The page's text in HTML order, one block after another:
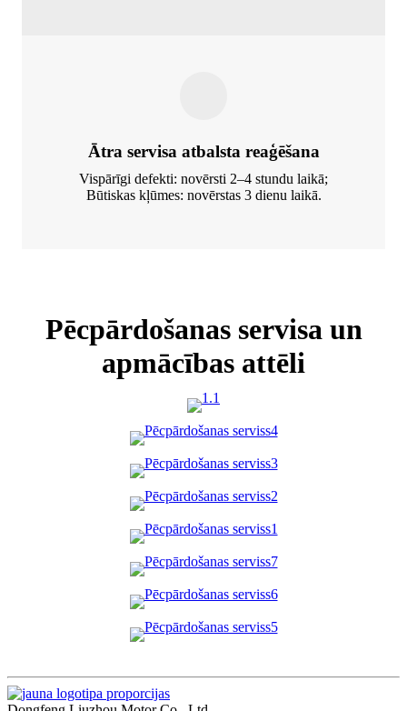
Ātra servisa atbalsta reaģēšana
Vispārīgi defekti: novērsti 2–4 stundu laikā;
Būtiskas kļūmes: novērstas 3 dienu laikā.
Pēcpārdošanas servisa un
apmācības attēli